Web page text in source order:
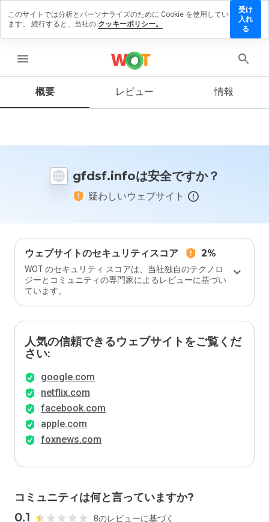
menu
概要 レビュー 情報
gfdsf.infoは安全ですか？
疑わしいウェブサイト
ウェブサイトのセキュリティスコア 2%
WOT のセキュリティ スコアは、当社独自のテクノロ
ジーとコミュニティの専門家によるレビューに基づい
ています。
人気の信頼できるウェブサイトをご覧くだ
さい:
google.com
netflix.com
facebook.com
apple.com
foxnews.com
コミュニティは何と言っていますか?
0.1 8のレビューに基づく
ビュ
残す
この
イト
価し
ます
か？
このサイトでは分析とパーソナライズのために Cookie を使用してい
ます。 続行すると、当社の クッキーポリシー。
受け
入れ
る